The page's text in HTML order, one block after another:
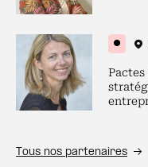
Pactes
Tous nos partenaires